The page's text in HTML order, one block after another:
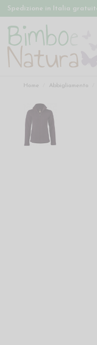
Spedizione in Italia
Home Abbigliamento